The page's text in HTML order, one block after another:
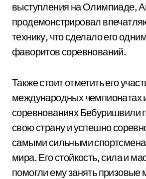
выступления на Олимпиаде,
продемонстрировал
технику, что сделало его
фаворитов соревнований.
Также стоит отметить его
международных чемпионатах
соревнованиях Бебуришвили
свою страну и успешно
самыми сильными
мира. Его стойкость, сила и
помогли ему занять призовые